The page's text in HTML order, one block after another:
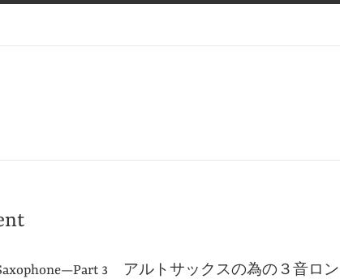
Saxophone—Part 3 アルトサックスの為の３音ロ